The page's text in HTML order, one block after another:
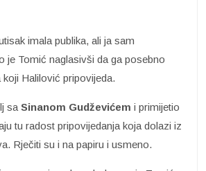
imala publika, ali ja sam
je Tomić naglasivši da ga posebno
Halilović pripovijeda.
sa Sinanom Gudževićem i primijetio
tu radost pripovijedanja koja dolazi iz
Rječiti su i na papiru i usmeno.